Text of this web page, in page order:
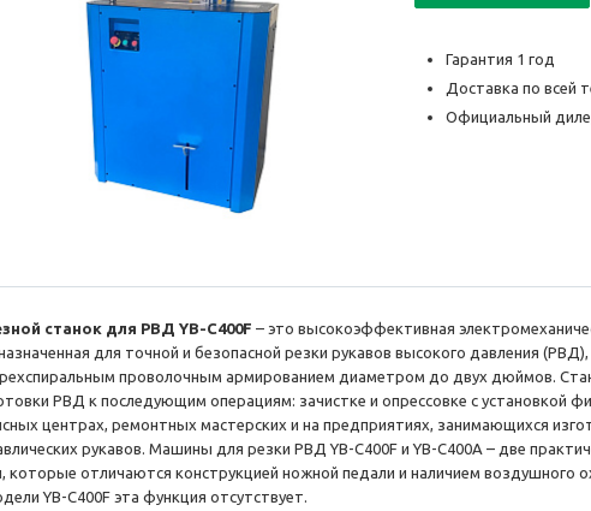
Гарантия 1 год
Доставка по всей
Официальный
станок для РВД YB-C400F – это высокоэффективная
для точной и безопасной резки рукавов высокого давления
проволочным армированием диаметром до двух дюймов.
РВД к последующим операциям: зачистке и опрессовке с установкой
центрах, ремонтных мастерских и на предприятиях, занимающихся
рукавов. Машины для резки РВД YB-C400F и YB-C400A – две
которые отличаются конструкцией ножной педали и наличием воздушного
YB-C400F эта функция отсутствует.